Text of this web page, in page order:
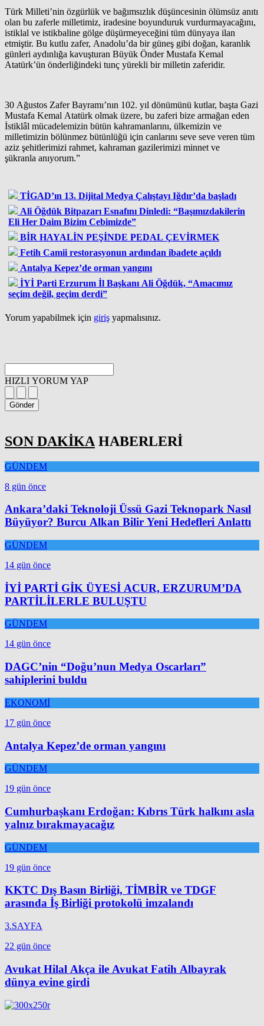
Türk Milleti’nin özgürlük ve bağımsızlık düşüncesinin ölümsüz anıtı
olan bu zaferle milletimiz, iradesine boyunduruk vurdurmayacağını,
istiklal ve istikbaline gölge düşürmeyeceğini tüm dünyaya ilan
etmiştir. Bu kutlu zafer, Anadolu’da bir güneş gibi doğan, karanlık
günleri aydınlığa kavuşturan Büyük Önder Mustafa Kemal
Atatürk’ün önderliğindeki tunç yürekli bir milletin zaferidir.
30 Ağustos Zafer Bayramı’nın 102. yıl dönümünü kutlar, başta Gazi
Mustafa Kemal Atatürk olmak üzere, bu zaferi bize armağan eden
İstiklâl mücadelemizin bütün kahramanlarını, ülkemizin ve
milletimizin bölünmez bütünlüğü için canlarını seve seve veren tüm
aziz şehitlerimizi rahmet, kahraman gazilerimizi minnet ve
şükranla anıyorum.”
TİGAD’ın 13. Dijital Medya Çalıştayı Iğdır’da başladı
Ali Öğdük Bitpazarı Esnafını Dinledi: “Başımızdakilerin
Eli Her Daim Bizim Cebimizde”
BİR HAYALİN PEŞİNDE PEDAL ÇEVİRMEK
Fetih Camii restorasyonun ardından ibadete açıldı
Antalya Kepez’de orman yangını
İYİ Parti Erzurum İl Başkanı Ali Öğdük, “Amacımız
seçim değil, geçim derdi”
Yorum yapabilmek için giriş yapmalısınız.
HIZLI YORUM YAP
Gönder
SON DAKİKA HABERLERİ
GÜNDEM
8 gün önce
Ankara’daki Teknoloji Üssü Gazi Teknopark Nasıl
Büyüyor? Burcu Alkan Bilir Yeni Hedefleri Anlattı
GÜNDEM
14 gün önce
İYİ PARTİ GİK ÜYESİ ACUR, ERZURUM’DA
PARTİLİLERLE BULUŞTU
GÜNDEM
14 gün önce
DAGC’nin “Doğu’nun Medya Oscarları”
sahiplerini buldu
EKONOMİ
17 gün önce
Antalya Kepez’de orman yangını
GÜNDEM
19 gün önce
Cumhurbaşkanı Erdoğan: Kıbrıs Türk halkını asla
yalnız bırakmayacağız
GÜNDEM
19 gün önce
KKTC Dış Basın Birliği, TİMBİR ve TDGF
arasında İş Birliği protokolü imzalandı
3.SAYFA
22 gün önce
Avukat Hilal Akça ile Avukat Fatih Albayrak
dünya evine girdi